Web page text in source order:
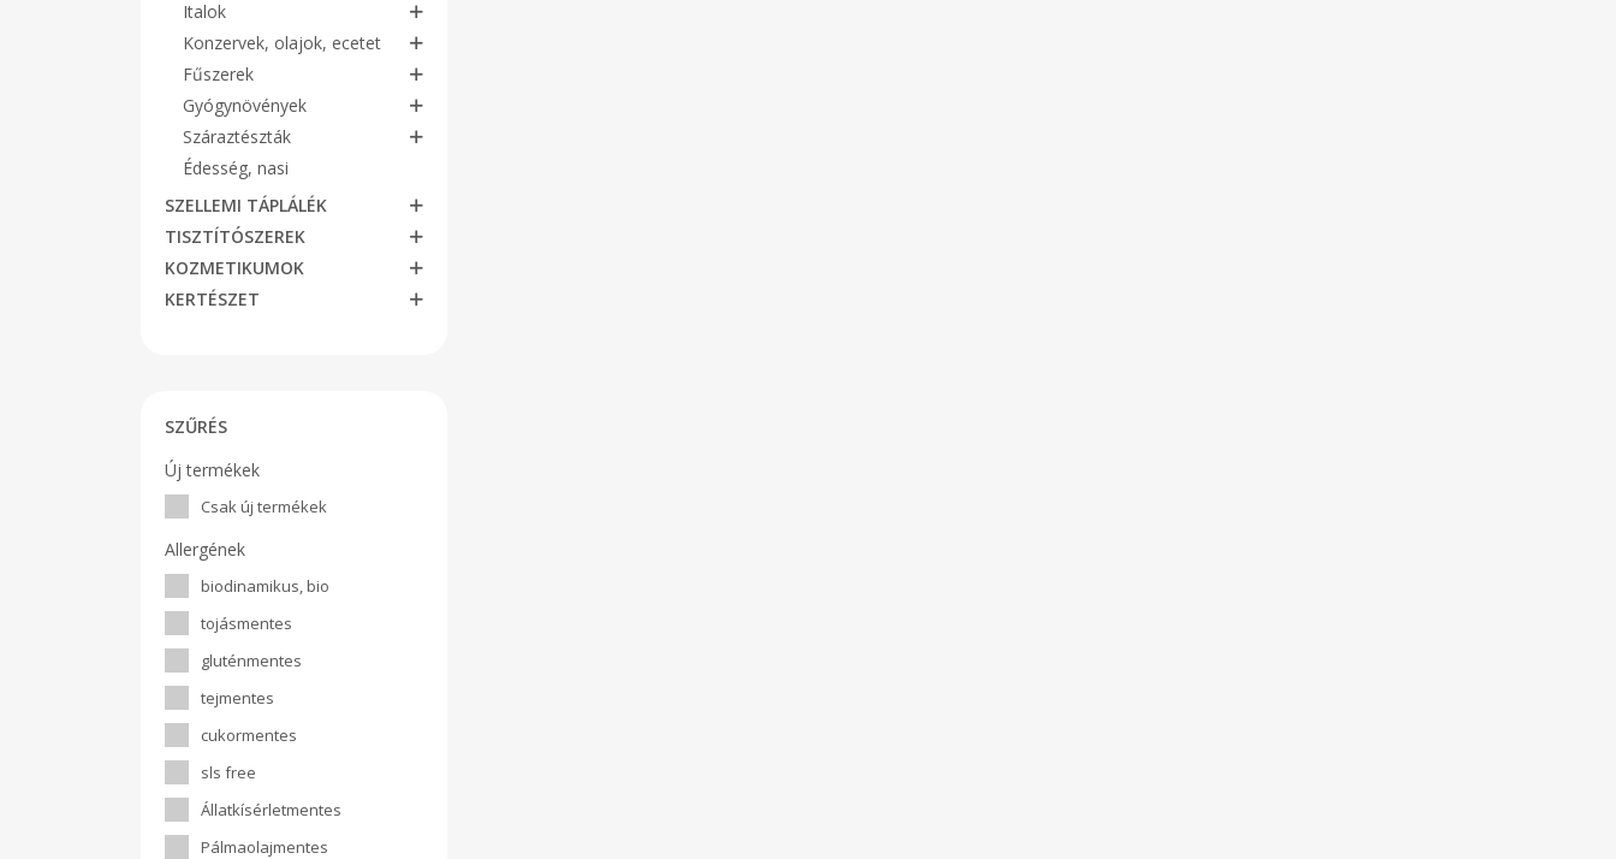
Italok
Konzervek, olajok, ecetet
Fűszerek
Gyógynövények
Száraztészták
Édesség, nasi
SZELLEMI TÁPLÁLÉK
TISZTÍTÓSZEREK
KOZMETIKUMOK
KERTÉSZET
SZŰRÉS
Új termékek
Csak új termékek
Allergének
biodinamikus, bio
tojásmentes
gluténmentes
tejmentes
cukormentes
sls free
Állatkísérletmentes
Pálmaolajmentes